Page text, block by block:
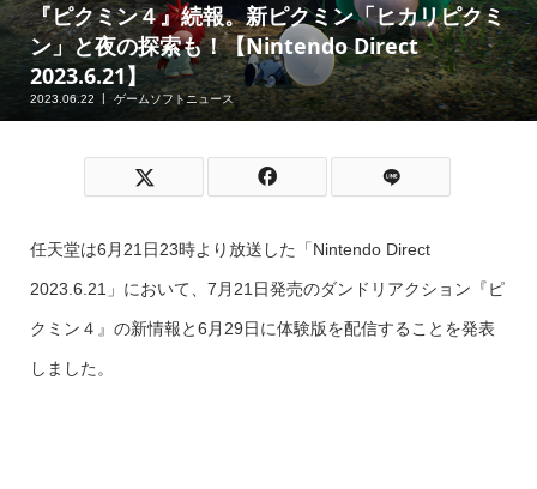
『ピクミン４』続報。新ピクミン「ヒカリピクミ
ン」と夜の探索も！【Nintendo Direct
2023.6.21】
2023.06.22 ゲームソフトニュース
任天堂は6月21日23時より放送した「Nintendo Direct
2023.6.21」において、7月21日発売のダンドリアクション『ピ
クミン４』の新情報と6月29日に体験版を配信することを発表
しました。